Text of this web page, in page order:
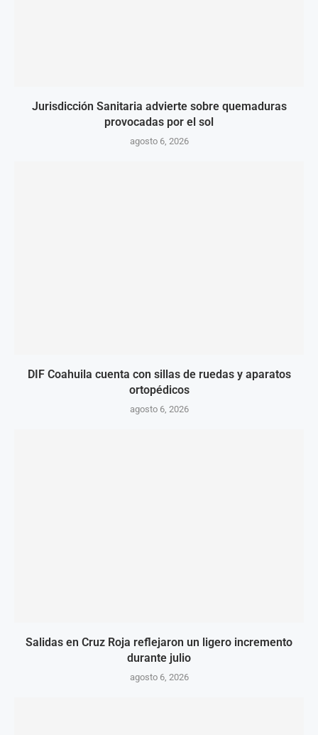
Jurisdicción Sanitaria advierte sobre quemaduras
provocadas por el sol
agosto 6, 2026
DIF Coahuila cuenta con sillas de ruedas y aparatos
ortopédicos
agosto 6, 2026
Salidas en Cruz Roja reflejaron un ligero incremento
durante julio
agosto 6, 2026